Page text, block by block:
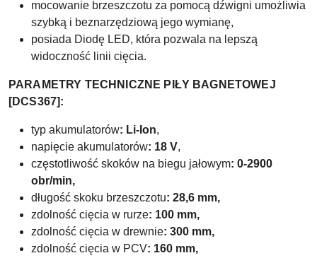
mocowanie brzeszczotu za pomocą dźwigni umożliwia
szybką i beznarzędziową jego wymianę,
posiada Diodę LED, która pozwala na lepszą
widoczność linii cięcia.
PARAMETRY TECHNICZNE PIŁY BAGNETOWEJ
[DCS367]:
typ akumulatorów: Li-Ion,
napięcie akumulatorów: 18 V,
częstotliwość skoków na biegu jałowym: 0-2900
obr/min,
długość skoku brzeszczotu: 28,6 mm,
zdolność cięcia w rurze: 100 mm,
zdolność cięcia w drewnie: 300 mm,
zdolność cięcia w PCV: 160 mm,